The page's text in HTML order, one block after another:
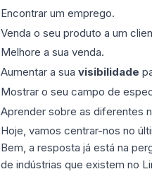
Encontrar um emprego.
Venda o seu produto a um
Melhore a sua venda.
Aumentar a sua visibilidade
Mostrar o seu campo de
Aprender sobre as diferentes
Hoje, vamos centrar-nos no
Bem, a resposta já está na
de indústrias que existem no